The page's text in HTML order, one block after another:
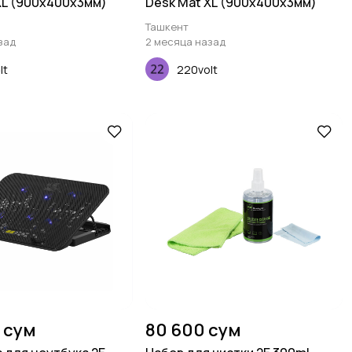
Ташкент
2 месяца назад
220volt
сум 80 600 сум